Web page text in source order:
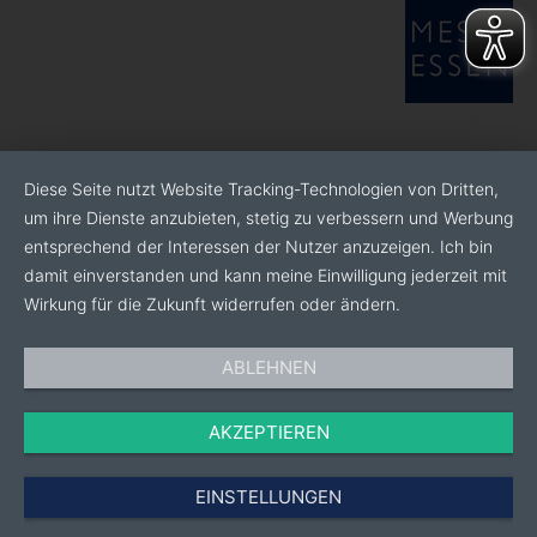
Diese Seite nutzt Website Tracking-Technologien von Dritten,
um ihre Dienste anzubieten, stetig zu verbessern und Werbung
entsprechend der Interessen der Nutzer anzuzeigen. Ich bin
damit einverstanden und kann meine Einwilligung jederzeit mit
Wirkung für die Zukunft widerrufen oder ändern.
ABLEHNEN
AKZEPTIEREN
EINSTELLUNGEN